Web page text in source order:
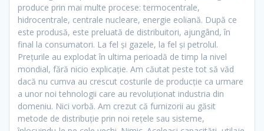
produce prin mai multe procese: termocentrale,
hidrocentrale, centrale nucleare, energie eoliană. După ce
este produsă, este preluată de distribuitori, ajungând, în
final la consumatori. La fel şi gazele, la fel şi petrolul.
Preţurile au explodat în ultima perioadă de timp la nivel
mondial, fără nicio explicaţie. Am căutat peste tot să văd
dacă nu cumva au crescut costurile de producţie ca urmare
a unor noi tehnologii care au revoluţionat industria din
domeniu. Nici vorbă. Am crezut că furnizorii au găsit
metode de distribuţie prin noi reţele sau sisteme,